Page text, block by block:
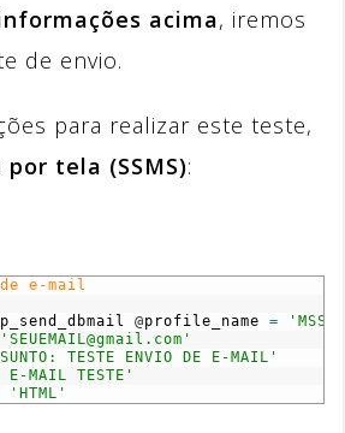
acima, iremos
de envio.
para realizar este teste,
tela (SSMS):
e-mail
@profile_name =
'SEUEMAIL@gmail.com'
TESTE ENVIO DE E-MAIL'
E-MAIL TESTE'
'HTML'